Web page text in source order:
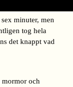
minuter, men
tog hela
det knappt vad
mormor och